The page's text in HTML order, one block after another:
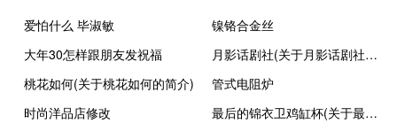
爱怕什么 毕淑敏
镍铬合金丝
大年30怎样跟朋友发祝福
月影话剧社(关于月影话剧社的简介)
桃花如何(关于桃花如何的简介)
管式电阻炉
时尚洋品店修改
最后的锦衣卫鸡缸杯(关于最后的锦衣卫鸡缸杯的简介)